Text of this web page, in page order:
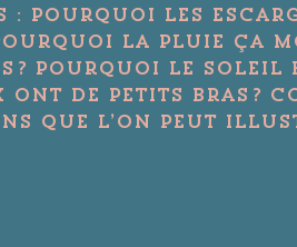
: Pourquoi les
la pluie ça
? Pourquoi le soleil
de petits bras ?
que l’on peut